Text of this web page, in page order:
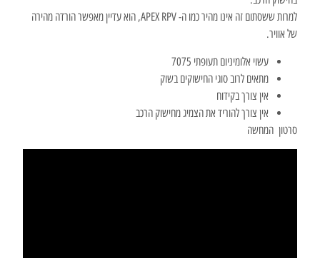
למרות ששסתום זה אינו מהיר כמו ה- APEX RPV, הוא עדיין מאפשר הורדה מהירה
של אוויר.
עשוי אלומיניום תעופתי 7075
מתאים לרוב סוגי החישוקים בשוק
אין צורך בקידוח
אין צורך להוריד את הצמיג מחישוק הרכב
סרטון המחשה